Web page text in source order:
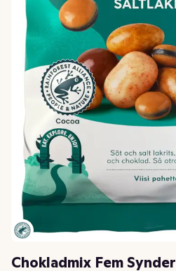
Chokladmix Fem Synder